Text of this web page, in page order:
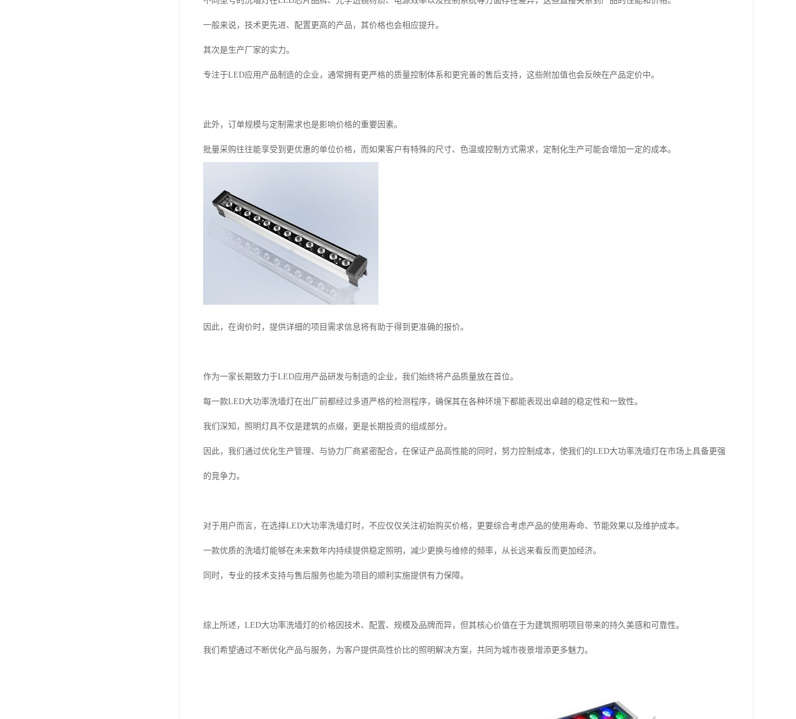
一般来说，技术更先进、配置更高的产品，其价格也会相应提升。
其次是生产厂家的实力。
专注于LED应用产品制造的企业，通常拥有更严格的质量控制体系和更完善的售后支持，这些附加值也会反映在产品定价中。
此外，订单规模与定制需求也是影响价格的重要因素。
批量采购往往能享受到更优惠的单位价格，而如果客户有特殊的尺寸、色温或控制方式需求，定制化生产可能会增加一定的成本。
因此，在询价时，提供详细的项目需求信息将有助于得到更准确的报价。
作为一家长期致力于LED应用产品研发与制造的企业，我们始终将产品质量放在首位。
每一款LED大功率洗墙灯在出厂前都经过多道严格的检测程序，确保其在各种环境下都能表现出卓越的稳定性和一致性。
我们深知，照明灯具不仅是建筑的点缀，更是长期投资的组成部分。
因此，我们通过优化生产管理、与协力厂商紧密配合，在保证产品高性能的同时，努力控制成本，使我们的LED大功率洗墙灯在市场上具备更强
的竞争力。
对于用户而言，在选择LED大功率洗墙灯时，不应仅仅关注初始购买价格，更要综合考虑产品的使用寿命、节能效果以及维护成本。
一款优质的洗墙灯能够在未来数年内持续提供稳定照明，减少更换与维修的频率，从长远来看反而更加经济。
同时，专业的技术支持与售后服务也能为项目的顺利实施提供有力保障。
综上所述，LED大功率洗墙灯的价格因技术、配置、规模及品牌而异，但其核心价值在于为建筑照明项目带来的持久美感和可靠性。
我们希望通过不断优化产品与服务，为客户提供高性价比的照明解决方案，共同为城市夜景增添更多魅力。